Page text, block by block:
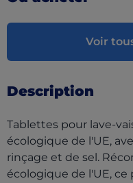
Voir
Description
Tablettes pour lave-
écologique de l'UE,
rinçage et de sel.
écologique de l'UE,